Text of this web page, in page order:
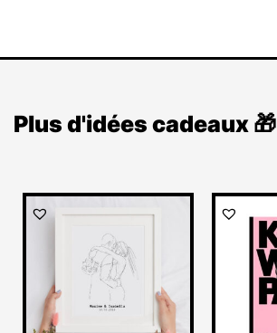
Plus d'idées cadeaux 🎁